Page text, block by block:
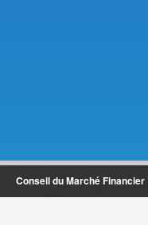
Conseil du Marché Financier